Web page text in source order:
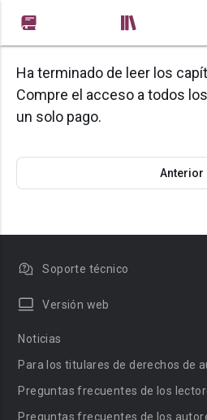
Ha terminado de leer los
Compre el acceso a todos
un solo pago.
Anterior
Soporte técnico
Versión web
Noticias
Para los titulares de derechos de
Preguntas frecuentes de los
Preguntas frecuentes de los